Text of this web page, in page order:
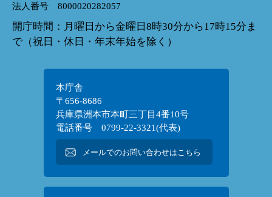
法人番号 8000020282057
開庁時間：月曜日から金曜日8時30分から17時15分ま
で（祝日・休日・年末年始を除く）
本庁舎
〒656-8686
兵庫県洲本市本町三丁目4番10号
電話番号 0799-22-3321(代表)
メールでのお問い合わせはこちら